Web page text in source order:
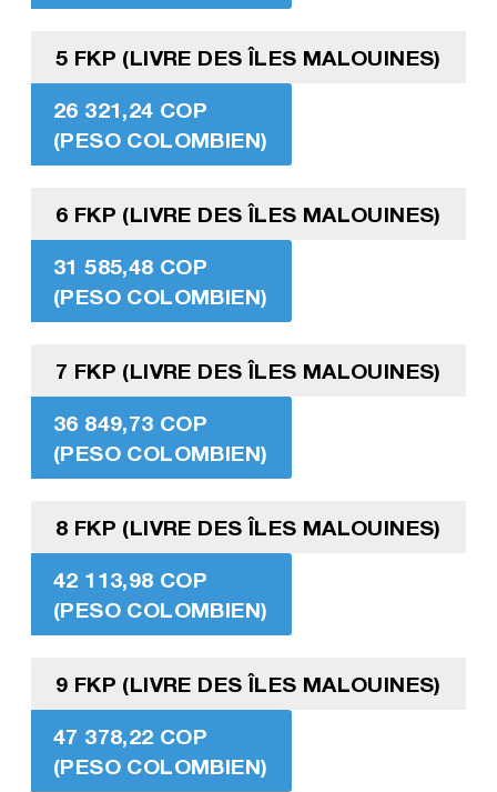
5 FKP (LIVRE DES ÎLES MALOUINES)
26 321,24 COP
(PESO COLOMBIEN)
6 FKP (LIVRE DES ÎLES MALOUINES)
31 585,48 COP
(PESO COLOMBIEN)
7 FKP (LIVRE DES ÎLES MALOUINES)
36 849,73 COP
(PESO COLOMBIEN)
8 FKP (LIVRE DES ÎLES MALOUINES)
42 113,98 COP
(PESO COLOMBIEN)
9 FKP (LIVRE DES ÎLES MALOUINES)
47 378,22 COP
(PESO COLOMBIEN)